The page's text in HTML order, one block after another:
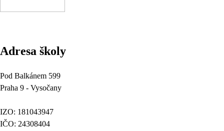
Adresa školy
Pod Balkánem 599
Praha 9 - Vysočany
IZO: 181043947
IČO: 24308404